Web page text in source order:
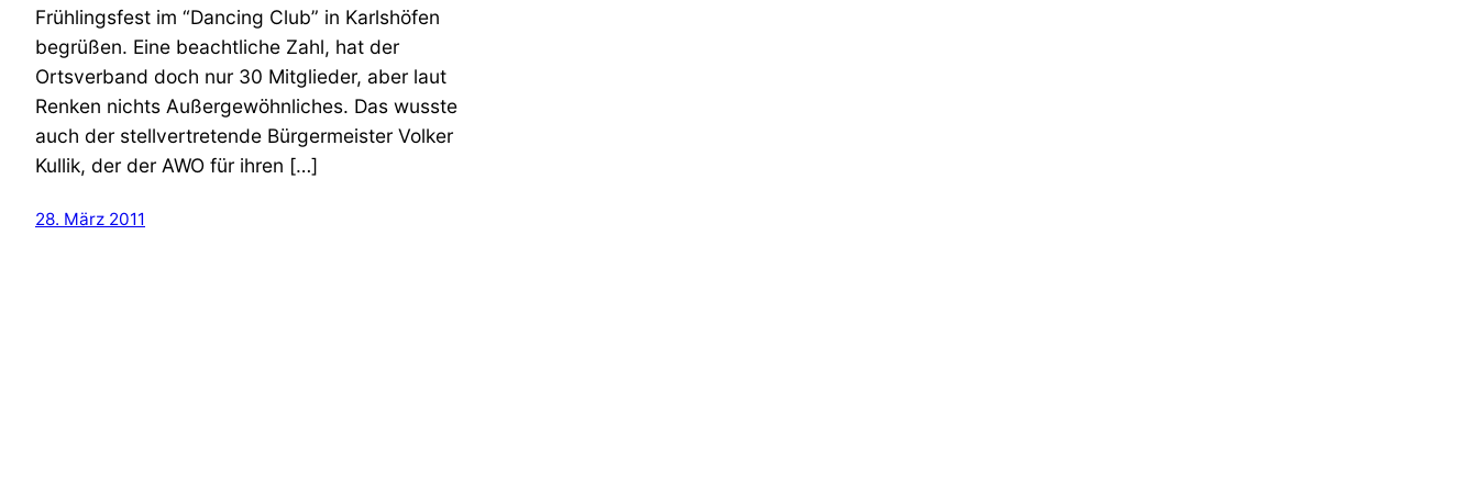
Frühlingsfest im “Dancing Club” in Karlshöfen
begrüßen. Eine beachtliche Zahl, hat der
Ortsverband doch nur 30 Mitglieder, aber laut
Renken nichts Außergewöhnliches. Das wusste
auch der stellvertretende Bürgermeister Volker
Kullik, der der AWO für ihren […]
28. März 2011